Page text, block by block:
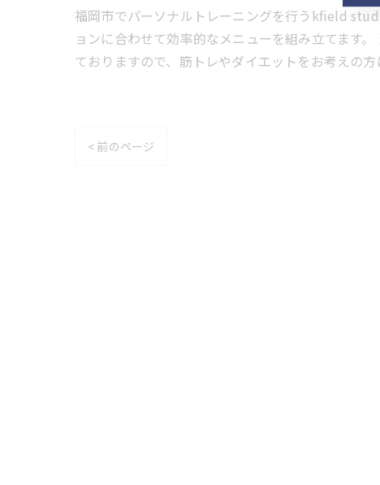
福岡市でパーソナルトレーニングを行うkfield
ョンに合わせて効率的なメニューを組み立てます
ておりますので、筋トレやダイエットをお考えの方
< 前のページ